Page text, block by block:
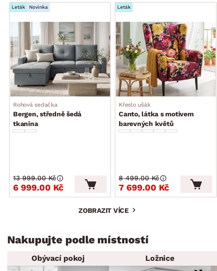
Leták Novinka
Rohová sedačka
Bergen, středně šedá
tkanina
6 999.00 Kč
13 999.00 Kč
Leták
Křeslo ušák
Canto, látka s motivem
barevných květů
7 699.00 Kč
8 499.00 Kč
ZOBRAZIT VÍCE
Nakupujte podle místností
Obývací pokoj Ložnice